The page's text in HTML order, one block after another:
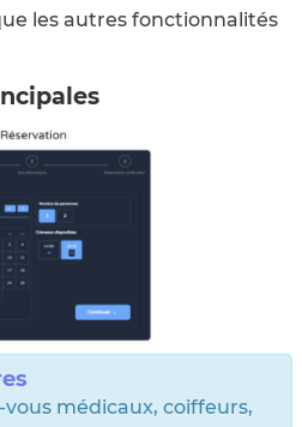
les autres fonctionnalités
vous médicaux, coiffeurs,